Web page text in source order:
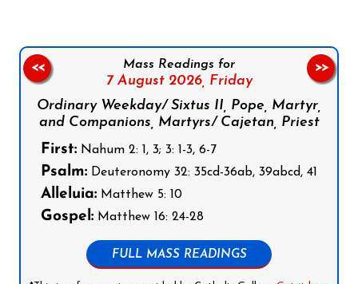
Mass Readings for
7 August 2026, Friday
Ordinary Weekday/ Sixtus II, Pope, Martyr,
and Companions, Martyrs/ Cajetan, Priest
First: Nahum 2: 1, 3; 3: 1-3, 6-7
Psalm: Deuteronomy 32: 35cd-36ab, 39abcd, 41
Alleluia: Matthew 5: 10
Gospel: Matthew 16: 24-28
FULL MASS READINGS
<< >>